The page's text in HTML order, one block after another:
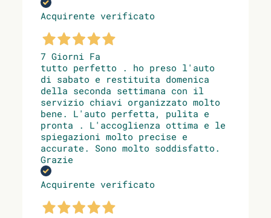
Acquirente verificato
7 Giorni Fa
tutto perfetto . ho preso l'auto
di sabato e restituita domenica
della seconda settimana con il
servizio chiavi organizzato molto
bene. L'auto perfetta, pulita e
pronta . L'accoglienza ottima e le
spiegazioni molto precise e
accurate. Sono molto soddisfatto.
Grazie
Acquirente verificato